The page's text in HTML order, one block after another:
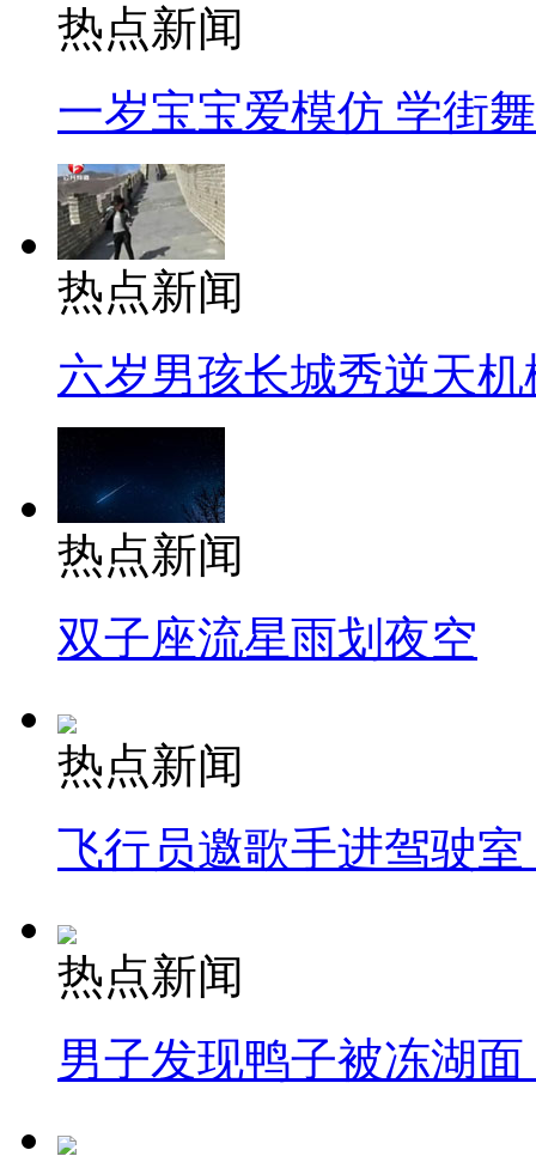
热点新闻
一岁宝宝爱模仿 学街
热点新闻
六岁男孩长城秀逆天机
热点新闻
双子座流星雨划夜空
热点新闻
飞行员邀歌手进驾驶
热点新闻
男子发现鸭子被冻湖